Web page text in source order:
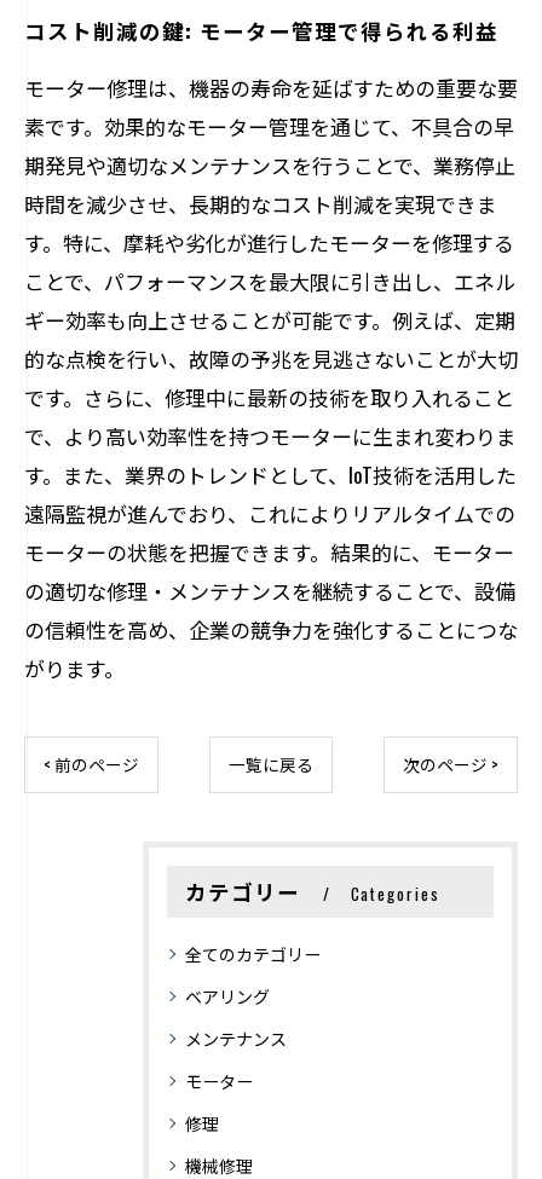
コスト削減の鍵: モーター管理で得られる利益
モーター修理は、機器の寿命を延ばすための重要な要
素です。効果的なモーター管理を通じて、不具合の早
期発見や適切なメンテナンスを行うことで、業務停止
時間を減少させ、長期的なコスト削減を実現できま
す。特に、摩耗や劣化が進行したモーターを修理する
ことで、パフォーマンスを最大限に引き出し、エネル
ギー効率も向上させることが可能です。例えば、定期
的な点検を行い、故障の予兆を見逃さないことが大切
です。さらに、修理中に最新の技術を取り入れること
で、より高い効率性を持つモーターに生まれ変わりま
す。また、業界のトレンドとして、IoT技術を活用した
遠隔監視が進んでおり、これによりリアルタイムでの
モーターの状態を把握できます。結果的に、モーター
の適切な修理・メンテナンスを継続することで、設備
の信頼性を高め、企業の競争力を強化することにつな
がります。
< 前のページ 一覧に戻る 次のページ >
カテゴリー Categories
全てのカテゴリー
ベアリング
メンテナンス
モーター
修理
機械修理